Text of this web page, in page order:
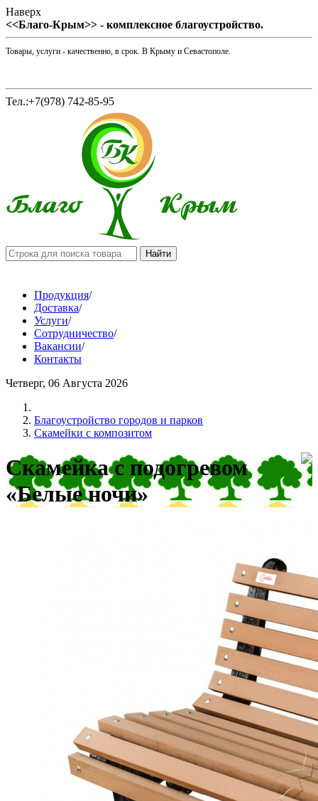
Наверх
<<Благо-Крым>> - комплексное благоустройство.
Товары, услуги - качественно, в срок. В Крыму и Севастополе.
Тел.:+7(978) 742-85-95
Продукция/
Доставка/
Услуги/
Сотрудничество/
Вакансии/
Контакты
Четверг, 06 Августа 2026
Благоустройство городов и парков
Скамейки с композитом
Скамейка с подогревом
«Белые ночи»